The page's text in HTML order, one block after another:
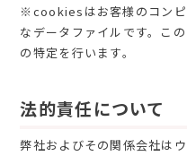
※cookiesはお客様のコンピ
なデータファイルです。こ
の特定を行います。
法的責任について
弊社およびその関係会社は